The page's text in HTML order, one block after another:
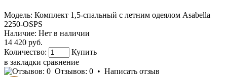
Модель: Комплект 1,5-спальный с летним одеялом Asabella
2250-OSPS
Наличие: Нет в наличии
14 420 руб.
Количество:
Купить
в закладки сравнение
Отзывов: 0 • Написать отзыв